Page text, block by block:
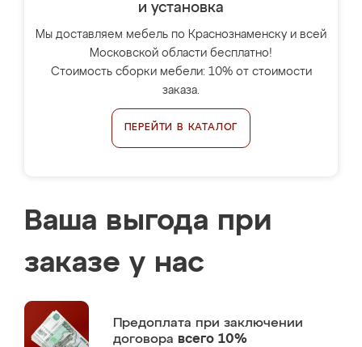
и установка
Мы доставляем мебель по Краснознаменску и всей
Московской области бесплатно!
Стоимость сборки мебели: 10% от стоимости
заказа.
ПЕРЕЙТИ В КАТАЛОГ
Ваша выгода при
заказе у нас
Предоплата при заключении
договора всего 10%